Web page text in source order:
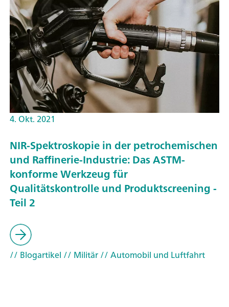
4. Okt. 2021
NIR-Spektroskopie in der petrochemischen
und Raffinerie-Industrie: Das ASTM-
konforme Werkzeug für
Qualitätskontrolle und Produktscreening -
Teil 2
// Blogartikel // Militär// Automobil und Luftfahrt